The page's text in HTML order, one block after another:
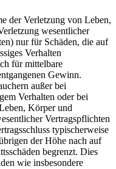
der Verletzung von Leben,
wesentlicher
nur für Schäden, die auf
Verhalten
für mittelbare
Gewinn.
außer bei
Verhalten oder bei
Körper und
Vertragspflichten
typischerweise
der Höhe nach auf
begrenzt. Dies
wie insbesondere